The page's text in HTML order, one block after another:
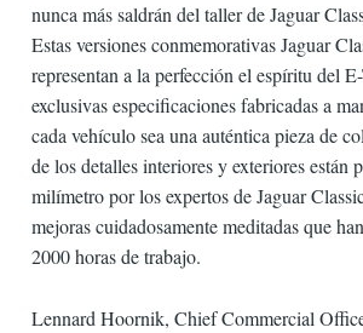
nunca más saldrán del taller de Jaguar
Estas versiones conmemorativas Jaguar
representan a la perfección el espíritu del
exclusivas especificaciones fabricadas a
cada vehículo sea una auténtica pieza de
de los detalles interiores y exteriores están
milímetro por los expertos de Jaguar
mejoras cuidadosamente meditadas que
2000 horas de trabajo.
Lennard Hoornik, Chief Commercial